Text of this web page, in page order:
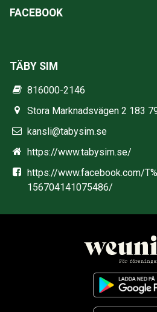
FACEBOOK
TÄBY SIM
816000-2146
Stora Marknadsvägen 2 183
kansli@tabysim.se
https://www.tabysim.se/
https://www.facebook.com/
156704141075486/